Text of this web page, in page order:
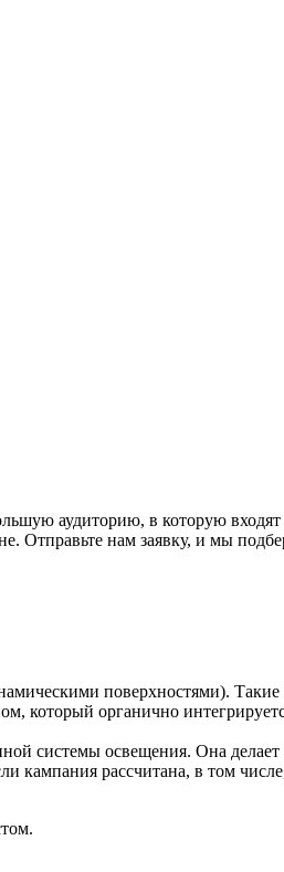
аудиторию, в которую
Отправьте нам заявку, и мы
поверхностями).
который органично
системы освещения. Она
кампания рассчитана, в том